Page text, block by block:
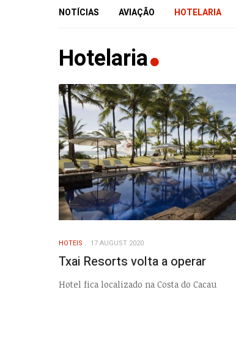
NOTÍCIAS AVIAÇÃO HOTELARIA
Hotelaria
HOTEIS 17 AUGUST 2020
Txai Resorts volta a operar
Hotel fica localizado na Costa do Cacau